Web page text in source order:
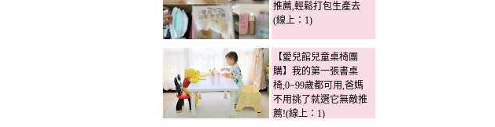
推薦,輕鬆打包生產去
(線上：1)
【愛兒館兒童桌椅團
購】我的第一張書桌
椅,0~99歲都可用,爸媽
不用挑了就選它無敵推
薦!(線上：1)